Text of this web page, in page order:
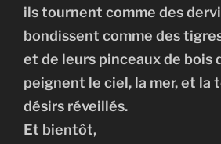
ils tournent comme des
bondissent comme des
et de leurs pinceaux de bois
peignent le ciel, la mer, et la
désirs réveillés.
Et bientôt,